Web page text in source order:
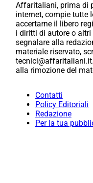
Affaritaliani, prima di
internet, compie tutte
accertarne il libero
i diritti di autore o
segnalare alla
materiale riservato,
alla rimozione del
Contatti
Policy Editoriali
Redazione
Per la tua